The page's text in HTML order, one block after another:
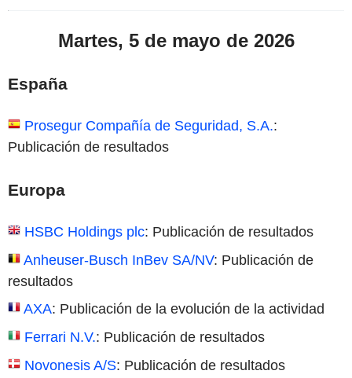
Martes, 5 de mayo de 2026
España
Prosegur Compañía de Seguridad, S.A.:
Publicación de resultados
Europa
HSBC Holdings plc: Publicación de resultados
Anheuser-Busch InBev SA/NV: Publicación de
resultados
AXA: Publicación de la evolución de la actividad
Ferrari N.V.: Publicación de resultados
Novonesis A/S: Publicación de resultados